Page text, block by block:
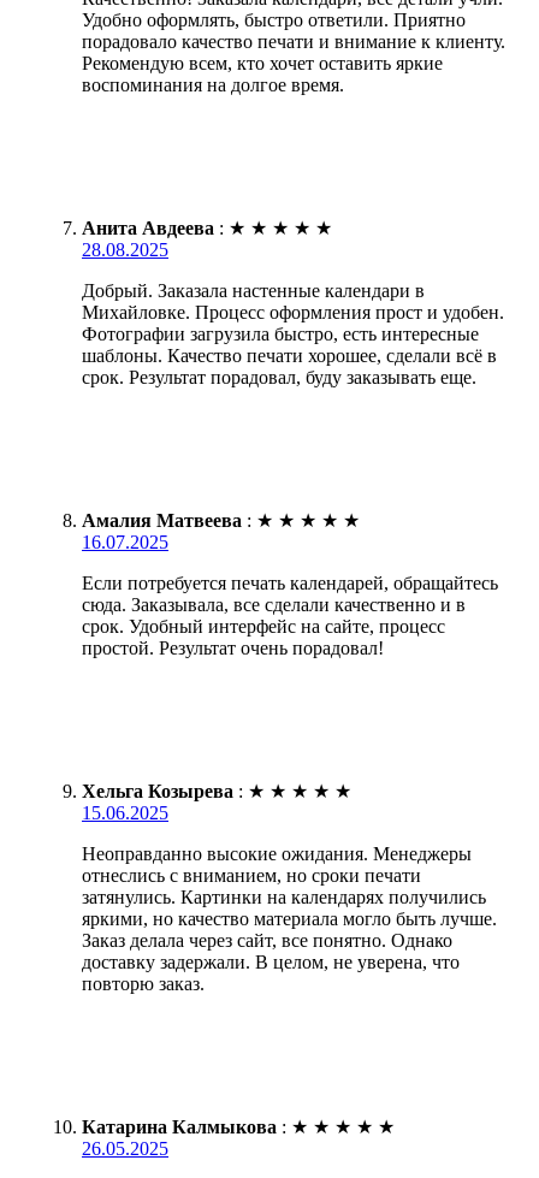
Удобно оформлять, быстро ответили. Приятно
порадовало качество печати и внимание к клиенту.
Рекомендую всем, кто хочет оставить яркие
воспоминания на долгое время.
Анита Авдеева : ★ ★ ★ ★ ★
28.08.2025
Добрый. Заказала настенные календари в
Михайловке. Процесс оформления прост и удобен.
Фотографии загрузила быстро, есть интересные
шаблоны. Качество печати хорошее, сделали всё в
срок. Результат порадовал, буду заказывать еще.
Амалия Матвеева : ★ ★ ★ ★ ★
16.07.2025
Если потребуется печать календарей, обращайтесь
сюда. Заказывала, все сделали качественно и в
срок. Удобный интерфейс на сайте, процесс
простой. Результат очень порадовал!
Хельга Козырева : ★ ★ ★ ★ ★
15.06.2025
Неоправданно высокие ожидания. Менеджеры
отнеслись с вниманием, но сроки печати
затянулись. Картинки на календарях получились
яркими, но качество материала могло быть лучше.
Заказ делала через сайт, все понятно. Однако
доставку задержали. В целом, не уверена, что
повторю заказ.
Катарина Калмыкова : ★ ★ ★ ★ ★
26.05.2025